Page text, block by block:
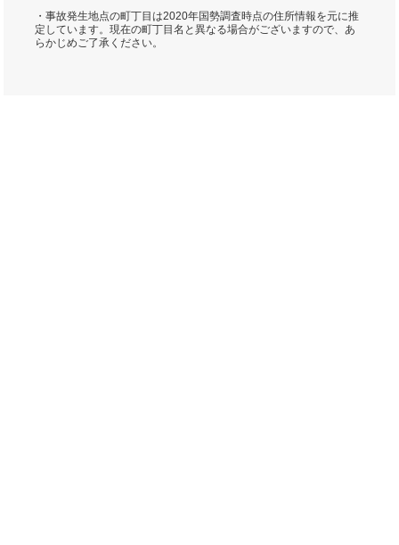
・事故発生地点の町丁目は2020年国勢調査時点の住所情報を元に推
定しています。現在の町丁目名と異なる場合がございますので、あ
らかじめご了承ください。